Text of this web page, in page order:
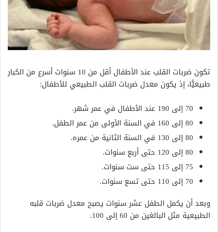
تكون ضربات القلب عند الأطفال أقل من 10 سنوات أسرع من الكبار
طبيعيًّا، إذ يكون معدل ضربات القلب الطبيعي للأطفال:
70 إلى 190 عند الأطفال في عمر شهر.
80 إلى 160 في السنة الأولى من عمر الطفل.
80 إلى 130 في السنة الثانية من عمره.
80 إلى 120 حتى أربع سنوات.
75 إلى 115 حتى ست سنوات.
70 إلى 110 حتى تسع سنوات.
وبعد أن يكمل الطفل عشر سنوات يصبح معدل ضربات قلبه
الطبيعية مثل البالغين من 60 إلى 100.